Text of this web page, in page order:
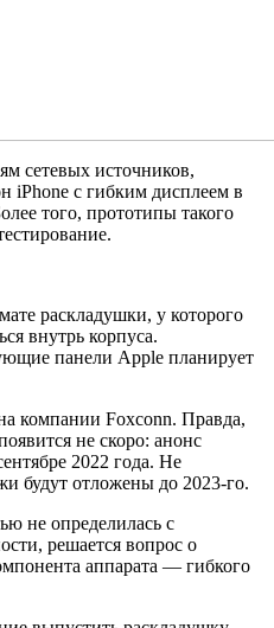
сетевых источников,
iPhone с гибким дисплеем в
того, прототипы такого
раскладушки, у которого
внутрь корпуса.
панели Apple планирует
компании Foxconn. Правда,
не скоро: анонс
2022 года. Не
будут отложены до 2023-го.
не определилась с
решается вопрос о
аппарата — гибкого